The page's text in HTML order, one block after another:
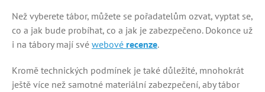
Než vyberete tábor, můžete se pořadatelům ozvat, vyptat se,
co a jak bude probíhat, co a jak je zabezpečeno. Dokonce už
i na tábory mají své webové recenze.
Kromě technických podmínek je také důležité, mnohokrát
ještě více než samotné materiální zabezpečení, aby tábor